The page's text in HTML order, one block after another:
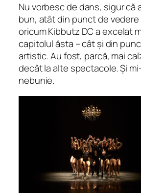
Nu vorbesc de dans, sigur că
bun, atât din punct de
oricum Kibbutz DC a excelat
capitolul ăsta – cât și din
artistic. Au fost, parcă, mai
decât la alte spectacole. Și
nebunie.